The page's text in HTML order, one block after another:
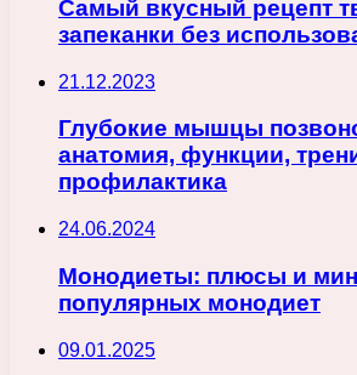
Самый вкусный рецепт
запеканки без
21.12.2023
Глубокие мышцы
анатомия, функции,
профилактика
24.06.2024
Монодиеты: плюсы и
популярных монодиет
09.01.2025